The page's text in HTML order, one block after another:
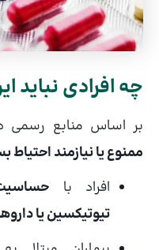
چه افرادی نباید
بر اساس منابع رسمی
ممنوع یا نیازمند احتیاط
افراد با
تیوتیکسین یا